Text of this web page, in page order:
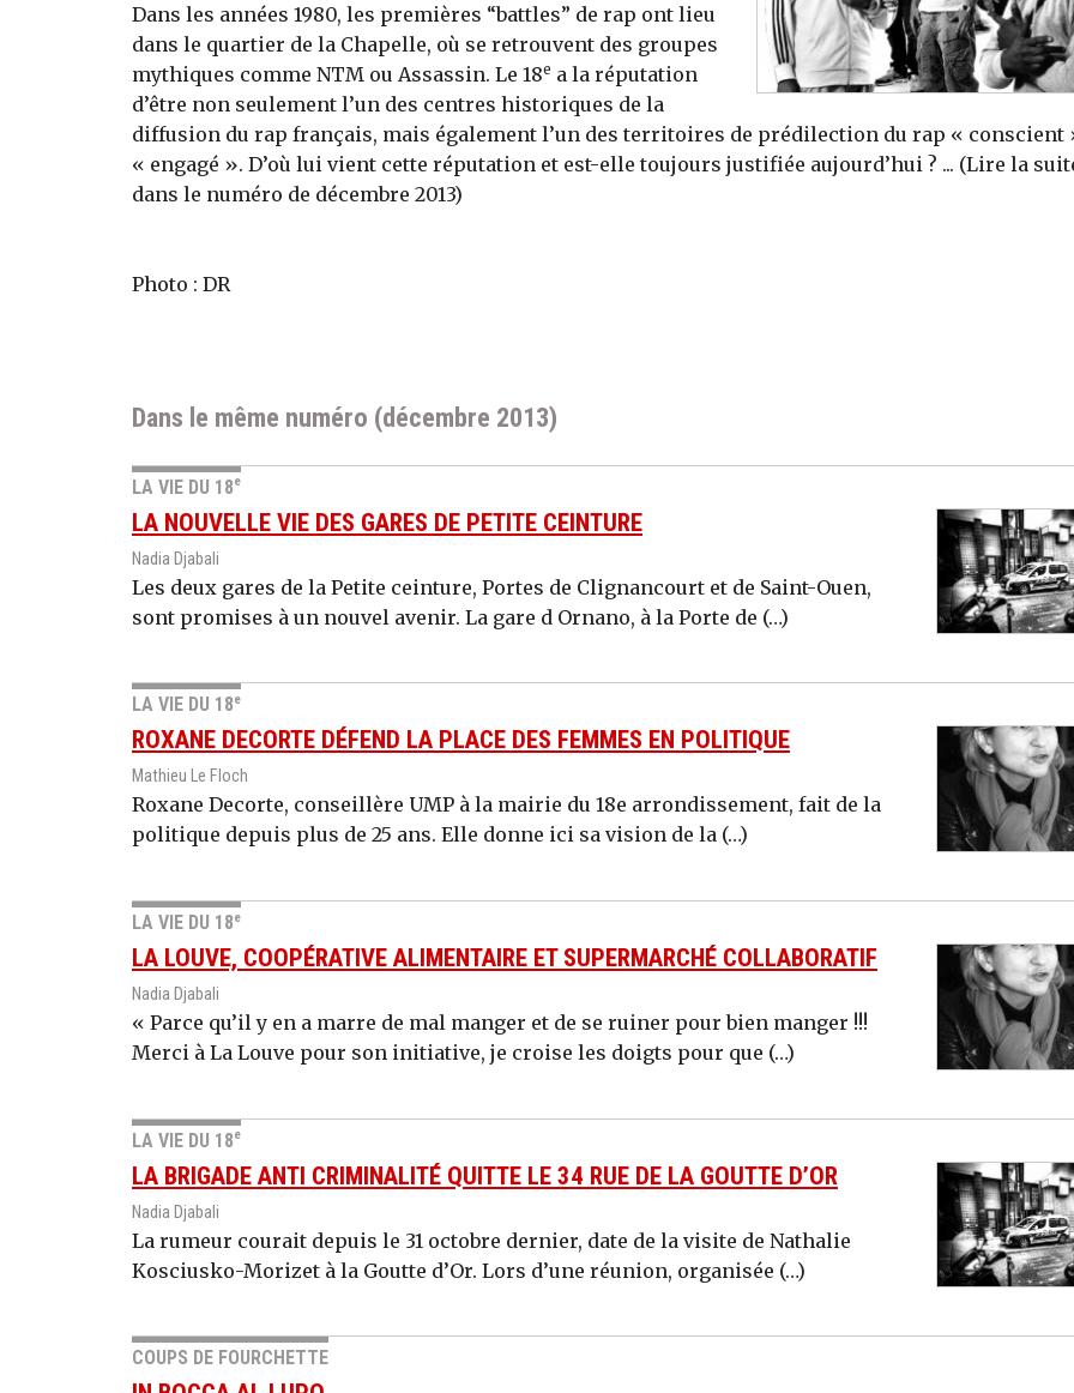
Dans les années 1980, les premières “battles” de rap ont lieu
dans le quartier de la Chapelle, où se retrouvent des groupes
mythiques comme NTM ou Assassin. Le 18e a la réputation
d’être non seulement l’un des centres historiques de la
diffusion du rap français, mais également l’un des territoires de prédilection du rap « conscient
« engagé ». D’où lui vient cette réputation et est-elle toujours justifiée aujourd’hui ? ... (Lire la
dans le numéro de décembre 2013)
Photo : DR
Dans le même numéro (décembre 2013)
LA VIE DU 18e
LA NOUVELLE VIE DES GARES DE PETITE CEINTURE
Nadia Djabali
Les deux gares de la Petite ceinture, Portes de Clignancourt et de Saint-Ouen,
sont promises à un nouvel avenir. La gare d Ornano, à la Porte de (…)
LA VIE DU 18e
ROXANE DECORTE DÉFEND LA PLACE DES FEMMES EN POLITIQUE
Mathieu Le Floch
Roxane Decorte, conseillère UMP à la mairie du 18e arrondissement, fait de la
politique depuis plus de 25 ans. Elle donne ici sa vision de la (…)
LA VIE DU 18e
LA LOUVE, COOPÉRATIVE ALIMENTAIRE ET SUPERMARCHÉ COLLABORATIF
Nadia Djabali
« Parce qu’il y en a marre de mal manger et de se ruiner pour bien manger !!!
Merci à La Louve pour son initiative, je croise les doigts pour que (…)
LA VIE DU 18e
LA BRIGADE ANTI CRIMINALITÉ QUITTE LE 34 RUE DE LA GOUTTE D’OR
Nadia Djabali
La rumeur courait depuis le 31 octobre dernier, date de la visite de Nathalie
Kosciusko-Morizet à la Goutte d’Or. Lors d’une réunion, organisée (…)
COUPS DE FOURCHETTE